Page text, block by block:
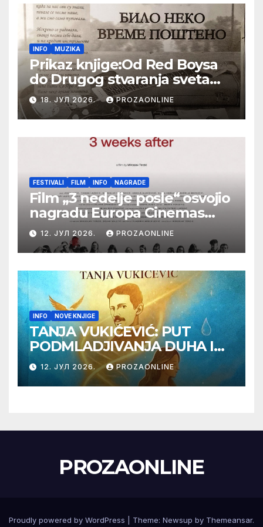
INFO MUZIKA
Prikaz knjige:Od Red Boysa
do Drugog stvaranja sveta
(bilo neko vreme pošteno)
(autor- Zlatomira Sremca,
Botoš 2022. godine,
samizdat)
18. ЈУЛ 2026. PROZAONLINE
FESTIVALI FILM INFO NAGRADE
Film „3 nedelje posle“ osvojio
nagradu Europa Cinemas
Label na Filmskom festivalu
u Karlovim Varima
12. ЈУЛ 2026. PROZAONLINE
INFO NOVE KNJIGE
TANJA VUKIĆEVIĆ: PUT
PODMLADJIVANJA DUHA I
TELA SA TESLOM
12. ЈУЛ 2026. PROZAONLINE
PROZAONLINE
Proudly powered by WordPress Theme: Newsup by Themeansar.